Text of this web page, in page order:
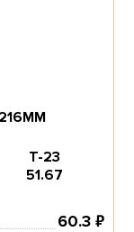
Т-23
51.67
60.3 ₽